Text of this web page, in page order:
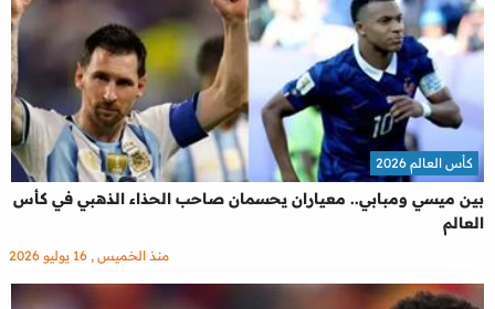
بين ميسي ومبابي.. معياران يحسمان صاحب الحذاء الذهبي في كأس
العالم
كأس العالم 2026
منذ الخميس , 16 يوليو 2026